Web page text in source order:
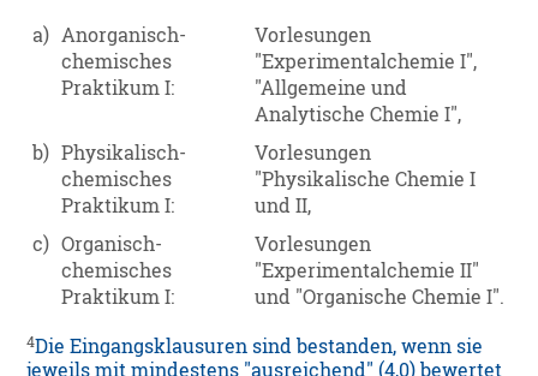
a) Anorganisch-
chemisches
Praktikum I:
Vorlesungen
"Experimentalchemie I",
"Allgemeine und
Analytische Chemie I",
b) Physikalisch-
chemisches
Praktikum I:
Vorlesungen
"Physikalische Chemie I
und II,
c) Organisch-
chemisches
Praktikum I:
Vorlesungen
"Experimentalchemie II"
und "Organische Chemie I".
4Die Eingangsklausuren sind bestanden, wenn sie
jeweils mit mindestens "ausreichend" (4,0) bewertet